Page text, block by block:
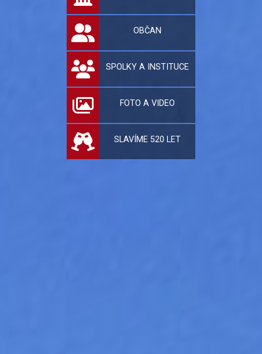
OBČAN
SPOLKY A INSTITUCE
FOTO A VIDEO
SLAVÍME 520 LET